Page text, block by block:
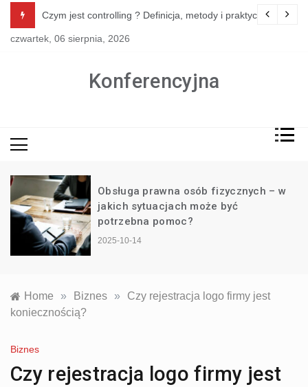
content
lataCzym jest controlling ? Definicja, metody i praktyczne
czwartek, 06 sierpnia, 2026
Konferencyjna
Obsługa prawna osób fizycznych – w
jakich sytuacjach może być
potrzebna pomoc?
2025-10-14
Home » Biznes »
Czy rejestracja logo firmy jest
koniecznością?
Biznes
Czy rejestracja logo firmy jest